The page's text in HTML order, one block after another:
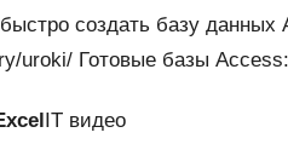
быстро создать базу
uroki/ Готовые базы
IT видео